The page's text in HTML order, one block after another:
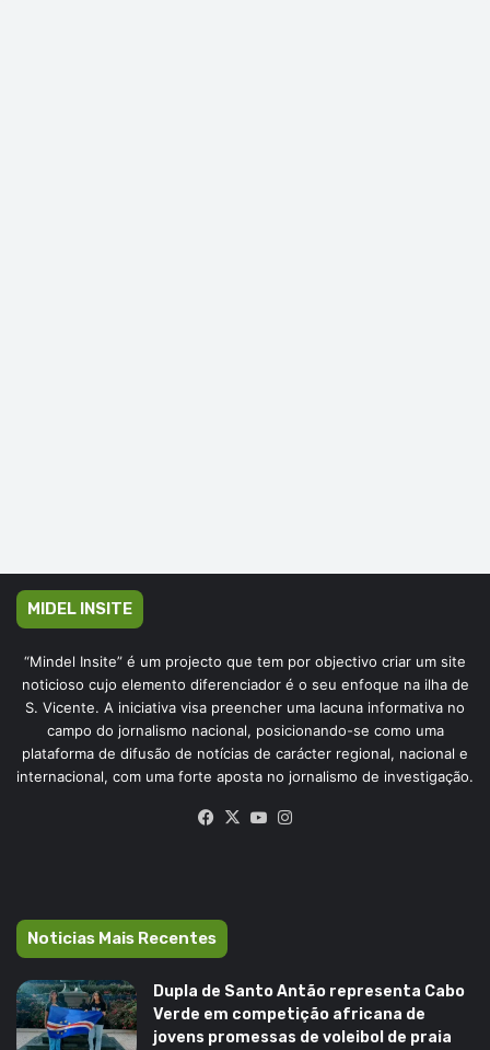
MIDEL INSITE
“Mindel Insite” é um projecto que tem por objectivo criar um site
noticioso cujo elemento diferenciador é o seu enfoque na ilha de
S. Vicente. A iniciativa visa preencher uma lacuna informativa no
campo do jornalismo nacional, posicionando-se como uma
plataforma de difusão de notícias de carácter regional, nacional e
internacional, com uma forte aposta no jornalismo de investigação.
Facebook
X YouTube
Noticias Mais Recentes
Dupla de Santo Antão representa Cabo
Verde em competição africana de
jovens promessas de voleibol de praia